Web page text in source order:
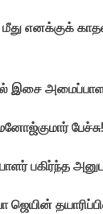
எனக்குக்
இசை
பேச்சு!
பகிர்ந்த